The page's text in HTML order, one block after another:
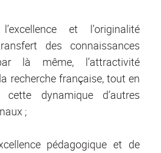
et l’originalité
des connaissances
là même, l’attractivité
recherche française, tout en
dynamique d’autres
;
pédagogique et de